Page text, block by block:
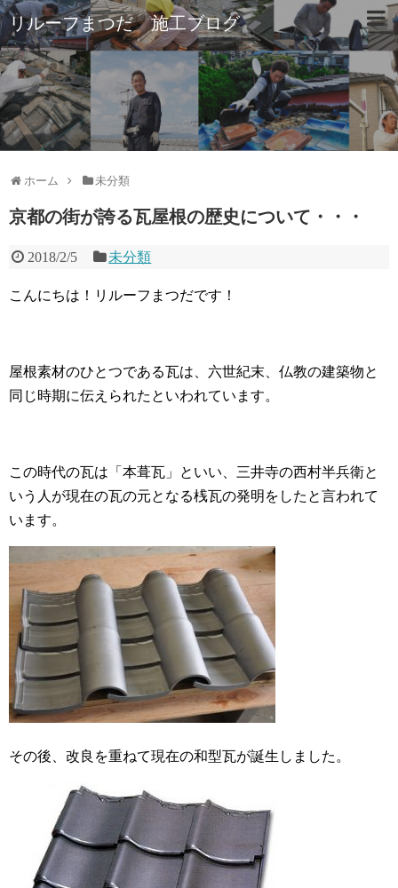
リルーフまつだ 施工ブログ
ホーム 未分類
京都の街が誇る瓦屋根の歴史について・・・
2018/2/5 未分類
こんにちは！リルーフまつだです！
屋根素材のひとつである瓦は、六世紀末、仏教の建築物と
同じ時期に伝えられたといわれています。
この時代の瓦は「本葺瓦」といい、三井寺の西村半兵衛と
いう人が現在の瓦の元となる桟瓦の発明をしたと言われて
います。
その後、改良を重ねて現在の和型瓦が誕生しました。